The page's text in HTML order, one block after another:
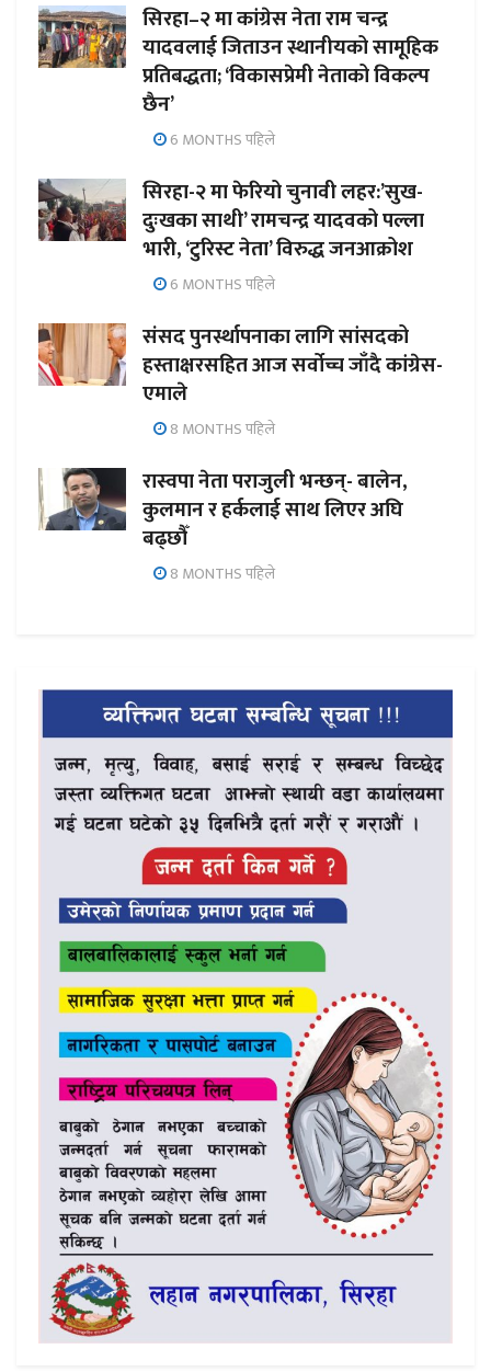
सिरहा–२ मा कांग्रेस नेता राम चन्द्र
यादवलाई जिताउन स्थानीयको सामूहिक
प्रतिबद्धता; ‘विकासप्रेमी नेताको विकल्प
छैन’
6 MONTHS पहिले
सिरहा-२ मा फेरियो चुनावी लहर:’सुख-
दुःखका साथी’ रामचन्द्र यादवको पल्ला
भारी, ‘टुरिस्ट नेता’ विरुद्ध जनआक्रोश
6 MONTHS पहिले
संसद पुनर्स्थापनाका लागि सांसदको
हस्ताक्षरसहित आज सर्वोच्च जाँदै कांग्रेस-
एमाले
8 MONTHS पहिले
रास्वपा नेता पराजुली भन्छन्- बालेन,
कुलमान र हर्कलाई साथ लिएर अघि
बढ्छौँ
8 MONTHS पहिले